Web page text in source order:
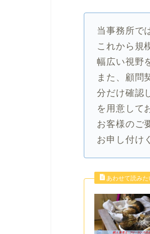
当事務所で
これから規
幅広い視野
また、顧問
分だけ確認
を用意して
お客様のご
お申し付け